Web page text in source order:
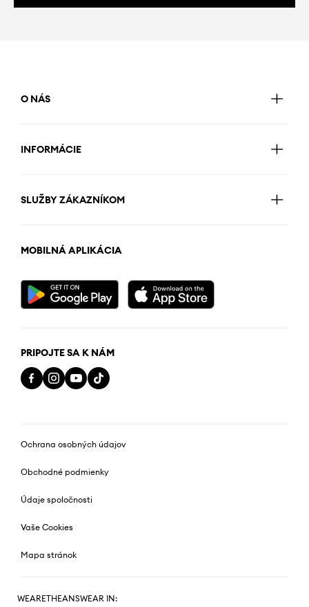
O NÁS
INFORMÁCIE
SLUŽBY ZÁKAZNÍKOM
MOBILNÁ APLIKÁCIA
PRIPOJTE SA K NÁM
Ochrana osobných údajov
Obchodné podmienky
Údaje spoločnosti
Vaše Cookies
Mapa stránok
WEARETHEANSWEAR IN: